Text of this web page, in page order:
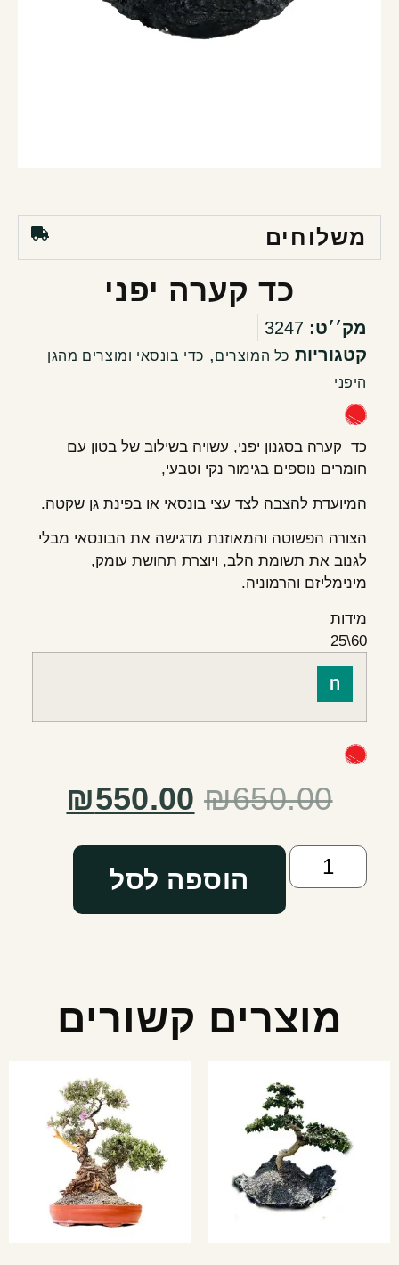
משלוחים
כד קערה יפני
מק׳׳ט: 3247
קטגוריות כל המוצרים, כדי בונסאי ומוצרים מהגן
היפני
כד קערה בסגנון יפני, עשויה בשילוב של בטון עם
חומרים נוספים בגימור נקי וטבעי,
המיועדת להצבה לצד עצי בונסאי או בפינת גן שקטה.
הצורה הפשוטה והמאוזנת מדגישה את הבונסאי מבלי
לגנוב את תשומת הלב, ויוצרת תחושת עומק,
מינימליזם והרמוניה.
מידות
60\25
₪650.00
₪550.00
הוספה לסל
מוצרים קשורים